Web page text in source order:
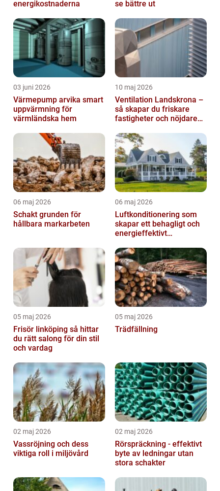
energikostnaderna
se bättre ut
03 juni 2026
Värmepump arvika smart
uppvärmning för
värmländska hem
10 maj 2026
Ventilation Landskrona –
så skapar du friskare
fastigheter och nöjdare
06 maj 2026
Schakt grunden för
hållbara markarbeten
06 maj 2026
Luftkonditionering som
skapar ett behagligt och
energieffektivt
05 maj 2026
Frisör linköping så hittar
du rätt salong för din stil
och vardag
05 maj 2026
Trädfällning
02 maj 2026
Vassröjning och dess
viktiga roll i miljövård
02 maj 2026
Rörspräckning - effektivt
byte av ledningar utan
stora schakter